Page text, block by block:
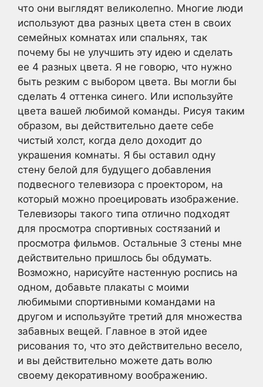
что они выглядят великолепно. Многие люди
используют два разных цвета стен в своих
семейных комнатах или спальнях, так
почему бы не улучшить эту идею и сделать
ее 4 разных цвета. Я не говорю, что нужно
быть резким с выбором цвета. Вы могли бы
сделать 4 оттенка синего. Или используйте
цвета вашей любимой команды. Рисуя таким
образом, вы действительно даете себе
чистый холст, когда дело доходит до
украшения комнаты. Я бы оставил одну
стену белой для будущего добавления
подвесного телевизора с проектором, на
который можно проецировать изображение.
Телевизоры такого типа отлично подходят
для просмотра спортивных состязаний и
просмотра фильмов. Остальные 3 стены мне
действительно пришлось бы обдумать.
Возможно, нарисуйте настенную роспись на
одном, добавьте плакаты с моими
любимыми спортивными командами на
другом и используйте третий для множества
забавных вещей. Главное в этой идее
рисования то, что это действительно весело,
и вы действительно можете дать волю
своему декоративному воображению.